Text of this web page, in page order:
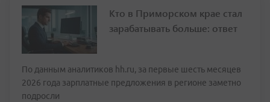
Кто в Приморском крае стал
зарабатывать больше: ответ
По данным аналитиков hh.ru, за первые шесть месяцев
2026 года зарплатные предложения в регионе заметно
подросли